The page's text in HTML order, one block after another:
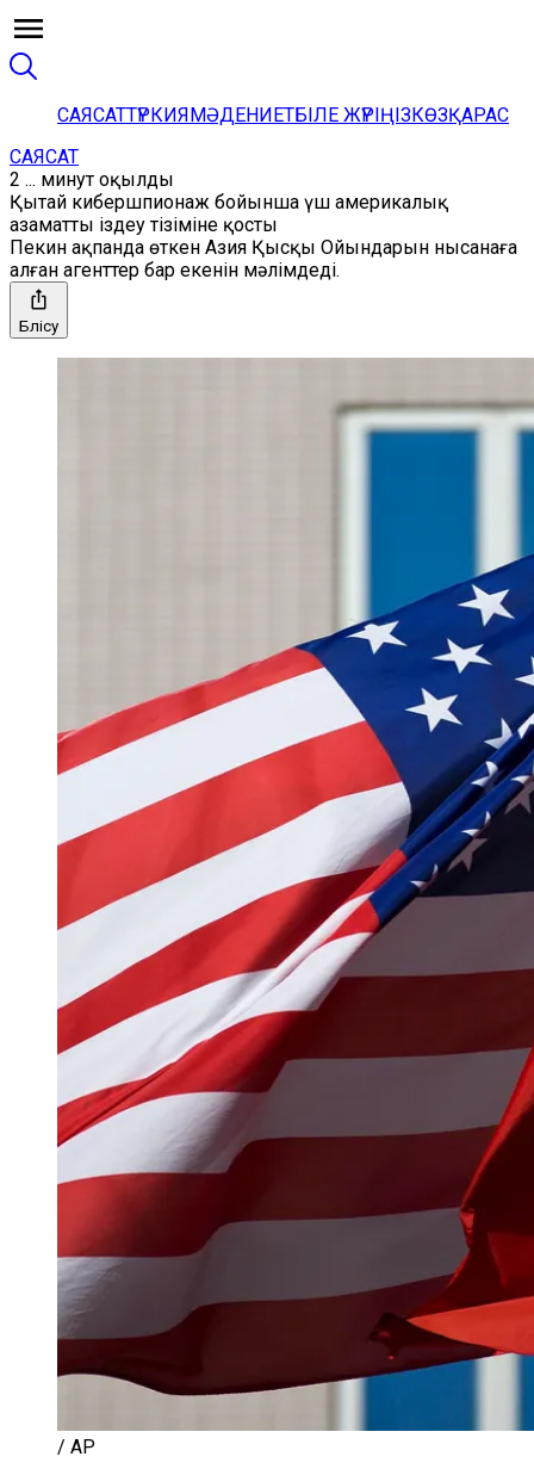
САЯСАТТҮРКИЯМӘДЕНИЕТБІЛЕ ЖҮРІҢІЗКӨЗҚАРАС
САЯСАТ
2 ... минут оқылды
Қытай кибершпионаж бойынша үш америкалық
азаматты іздеу тізіміне қосты
Пекин ақпанда өткен Азия Қысқы Ойындарын нысанаға
алған агенттер бар екенін мәлімдеді.
Бөлісу
/ AP